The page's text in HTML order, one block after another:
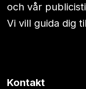
och vår
Vi vill guida dig
Kontakt